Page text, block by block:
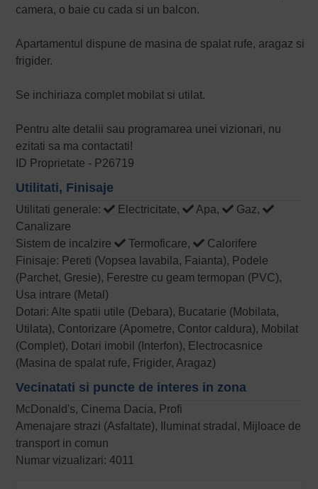
camera, o baie cu cada si un balcon.
Apartamentul dispune de masina de spalat rufe, aragaz si
frigider.
Se inchiriaza complet mobilat si utilat.
Pentru alte detalii sau programarea unei vizionari, nu
ezitati sa ma contactati!
ID Proprietate - P26719
Utilitati, Finisaje
Utilitati generale: Electricitate, Apa,
Gaz,
Canalizare
Sistem de incalzire
Termoficare,
Calorifere
Finisaje: Pereti (Vopsea lavabila, Faianta), Podele
(Parchet, Gresie), Ferestre cu geam termopan (PVC),
Usa intrare (Metal)
Dotari: Alte spatii utile (Debara), Bucatarie (Mobilata,
Utilata), Contorizare (Apometre, Contor caldura), Mobilat
(Complet), Dotari imobil (Interfon), Electrocasnice
(Masina de spalat rufe, Frigider, Aragaz)
Vecinatati si puncte de interes in zona
McDonald's, Cinema Dacia, Profi
Amenajare strazi (Asfaltate), Iluminat stradal, Mijloace de
transport in comun
Numar vizualizari: 4011